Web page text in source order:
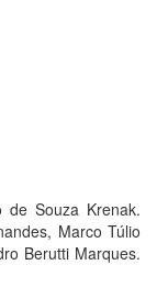
de Souza Krenak.
Marco Túlio
Berutti Marques.